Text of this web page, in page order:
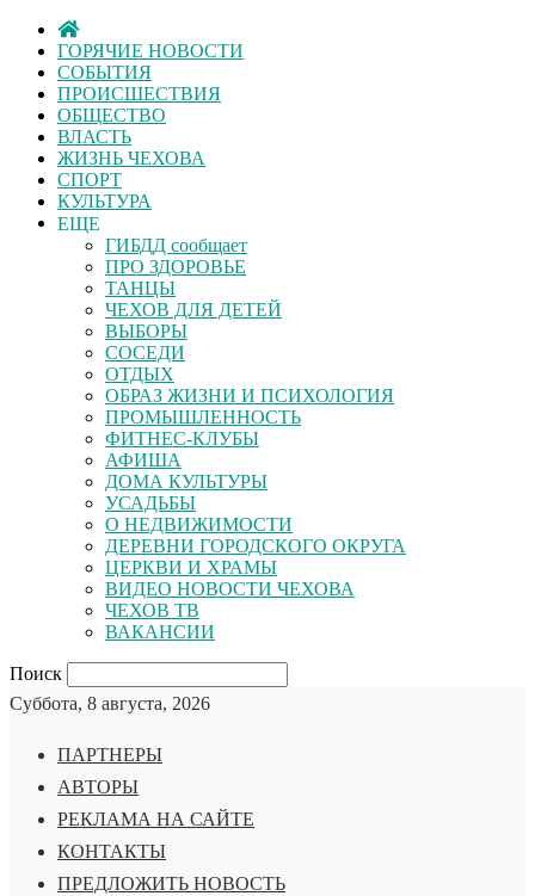
ГОРЯЧИЕ НОВОСТИ
СОБЫТИЯ
ПРОИСШЕСТВИЯ
ОБЩЕСТВО
ВЛАСТЬ
ЖИЗНЬ ЧЕХОВА
СПОРТ
КУЛЬТУРА
ЕЩЕ
ГИБДД сообщает
ПРО ЗДОРОВЬЕ
ТАНЦЫ
ЧЕХОВ ДЛЯ ДЕТЕЙ
ВЫБОРЫ
СОСЕДИ
ОТДЫХ
ОБРАЗ ЖИЗНИ И ПСИХОЛОГИЯ
ПРОМЫШЛЕННОСТЬ
ФИТНЕС-КЛУБЫ
АФИША
ДОМА КУЛЬТУРЫ
УСАДЬБЫ
О НЕДВИЖИМОСТИ
ДЕРЕВНИ ГОРОДСКОГО ОКРУГА
ЦЕРКВИ И ХРАМЫ
ВИДЕО НОВОСТИ ЧЕХОВА
ЧЕХОВ ТВ
ВАКАНСИИ
Поиск
Суббота, 8 августа, 2026
ПАРТНЕРЫ
АВТОРЫ
РЕКЛАМА НА САЙТЕ
КОНТАКТЫ
ПРЕДЛОЖИТЬ НОВОСТЬ